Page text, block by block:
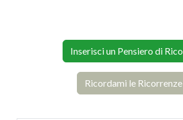
Inserisci un Pensiero di
Ricordami le Ricorrenze